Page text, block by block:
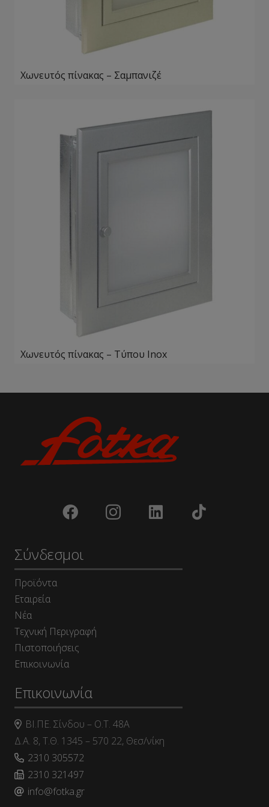
Χωνευτός πίνακας – Σαμπανιζέ
Χωνευτός πίνακας – Τύπου Ιnox
Σύνδεσμοι
Προϊόντα
Εταιρεία
Νέα
Τεχνική Περιγραφή
Πιστοποιήσεις
Επικοινωνία
Επικοινωνία
ΒΙ.ΠΕ. Σίνδου – Ο.Τ. 48Α
Δ.Α. 8, Τ.Θ. 1345 – 570 22, Θεσ/νίκη
2310 305572
2310 321497
info@fotka.gr